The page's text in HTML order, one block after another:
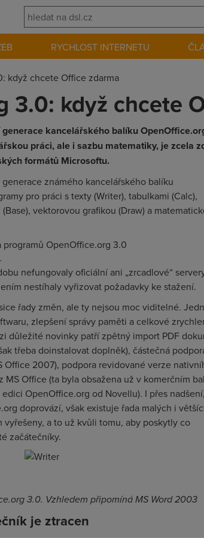
RYCHLOST INTERNETU
když chcete Office zdarma
3.0: když chcete
kancelářského balíku
práci, ale i sazbu matematiky, je zcela
formátů Microsoftu.
známého kancelářského balíku
pro práci s texty (Writer), tabulkami (Calc),
vektorovou grafikou (Draw) a
nefungovaly oficiální ani „zrcadlové“
nestíhaly vyřizovat požadavky ke stažení.
řady změn, ale ty nejsou moc viditelné.
zlepšení správy paměti a celkové
důležité novinky patří zpětný import PDF
třeba doinstalovat doplněk), částečná
Office 2007), podpora revidované verze
MS Office (ta byla obsažena už v komerčním
OpenOffice.org od Novellu). I přes
doprovází, však existuje řada malých i
a to už kvůli tomu, aby poskytly co
začátečníky.
3.0. Vzhledem připomíná MS Word 2003
je ztracen